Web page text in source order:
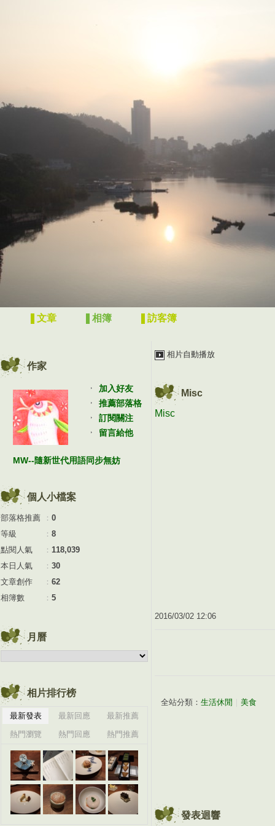
文章 相簿 訪客簿
相片自動播放
Misc
Misc
2016/03/02 12:06
全站分類： 生活休閒 美食
發表迴響
作家
加入好友
推薦部落格
訂閱關注
留言給他
MW--隨新世代用語同步無妨
個人小檔案
部落格推薦 ： 0
等級
： 8
點閱人氣
： 118,039
本日人氣
： 30
文章創作
： 62
相簿數
： 5
月曆
相片排行榜
最新發表 最新回應
最新推薦
熱門瀏覽
熱門回應 熱門推薦